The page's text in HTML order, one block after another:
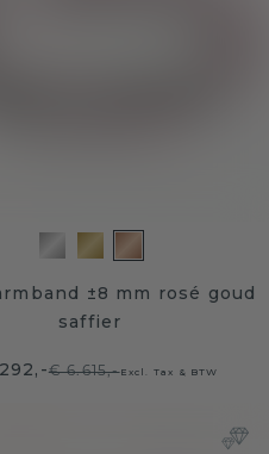
±8 mm rosé goud
saffier
€ 6.615,-Excl. Tax & BTW